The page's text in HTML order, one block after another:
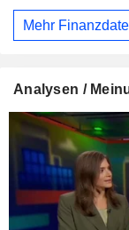
Mehr
Analysen /